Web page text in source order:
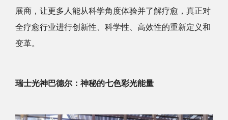
展商，让更多人能从科学角度体验并了解疗愈，真正对
全疗愈行业进行创新性、科学性、高效性的重新定义和
变革。
瑞士光神巴德尔：神秘的七色彩光能量